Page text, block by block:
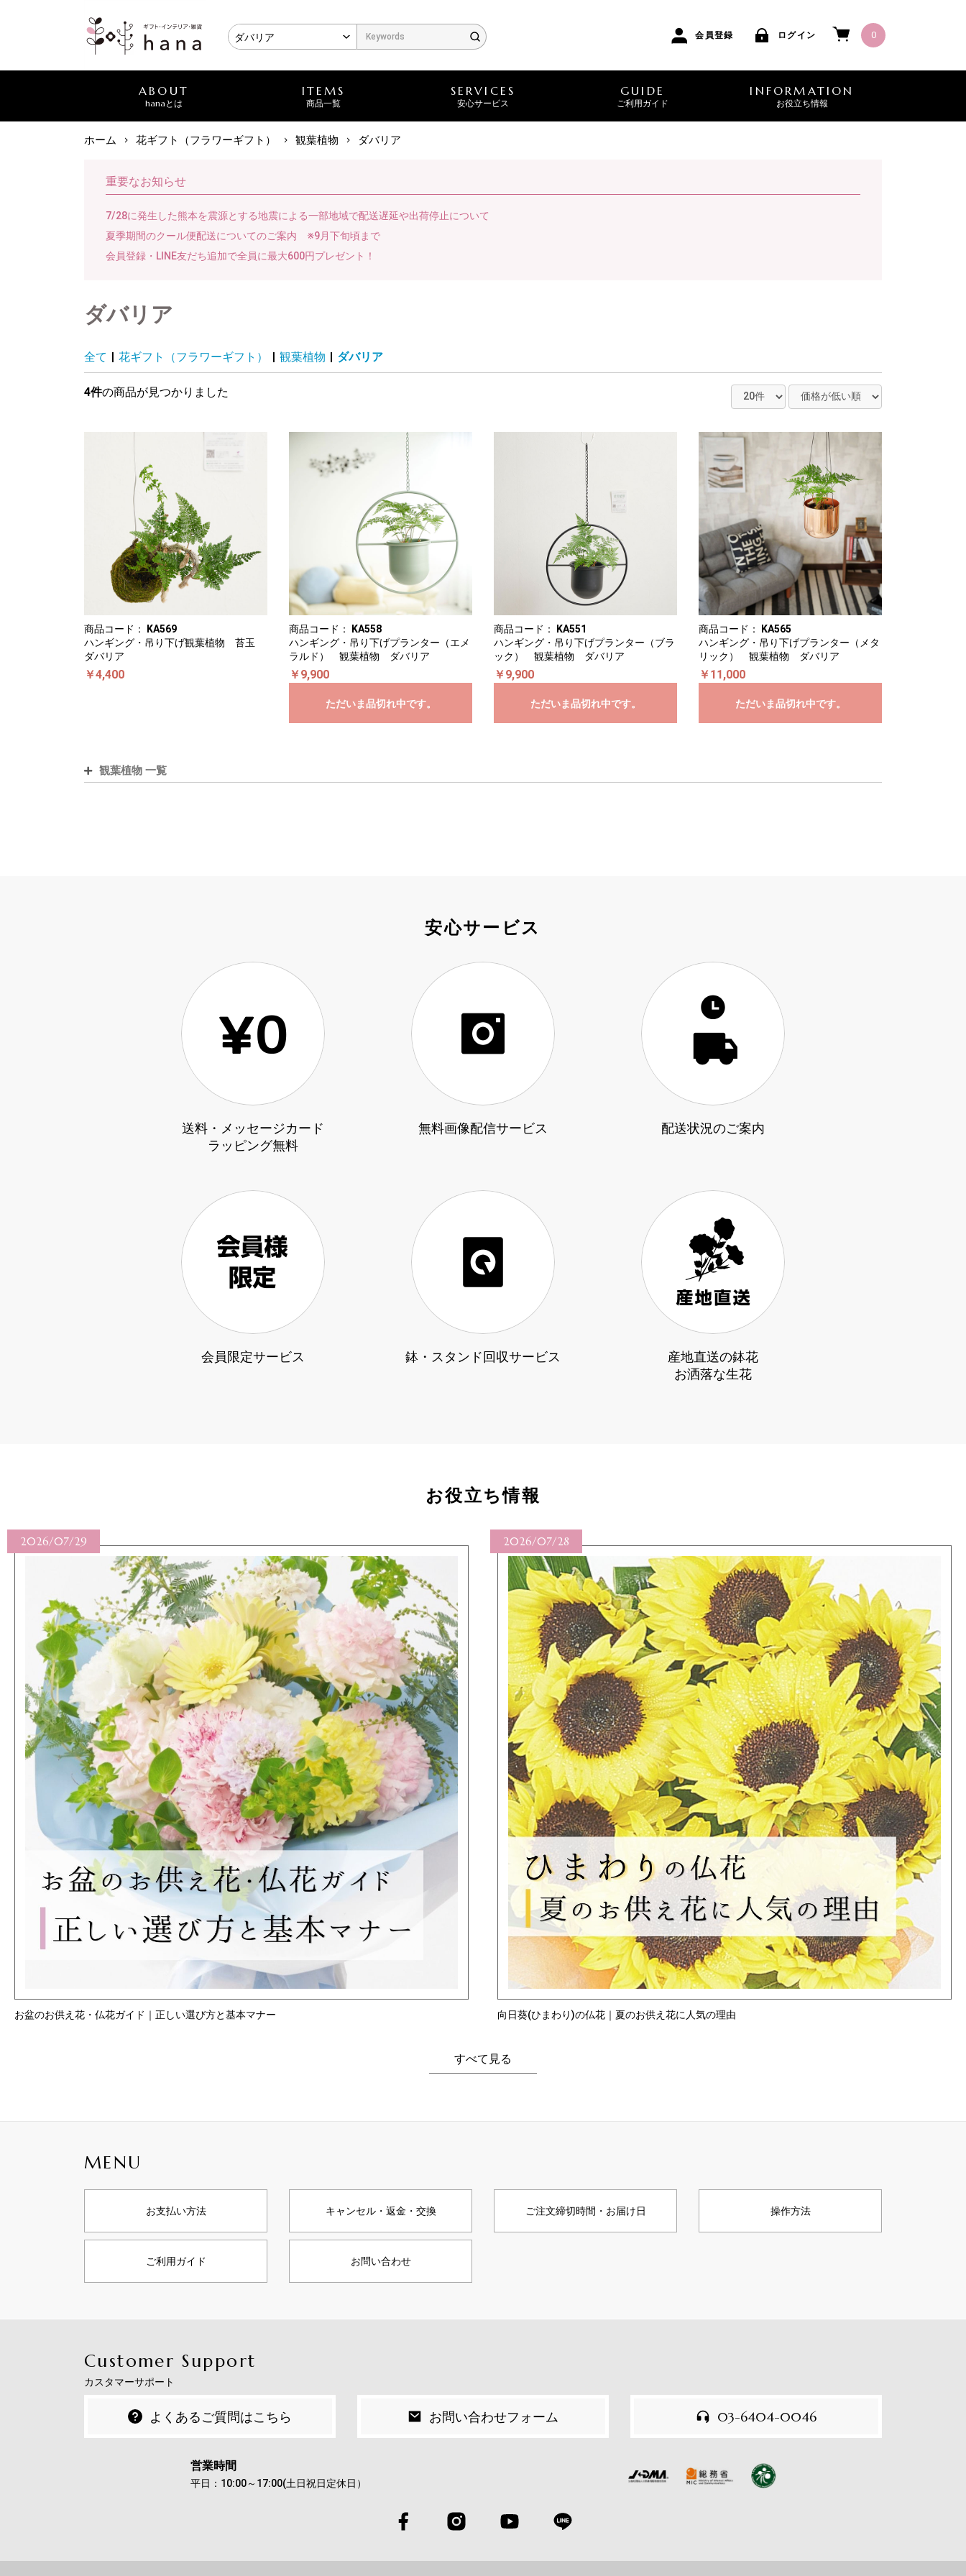
会員登録 ログイン 0
ABOUT
hanaとは
ITEMS
商品一覧
SERVICES
安心サービス
GUIDE
ご利用ガイド
INFORMATION
お役立ち情報
ホーム 花ギフト（フラワーギフト） 観葉植物 ダバリア
重要なお知らせ
7/28に発生した熊本を震源とする地震による一部地域で配送遅延や出荷停止について
夏季期間のクール便配送についてのご案内 ※9月下旬頃まで
会員登録・LINE友だち追加で全員に最大600円プレゼント！
ダバリア
全て | 花ギフト（フラワーギフト） | 観葉植物 | ダバリア
4件の商品が見つかりました
商品コード：
KA569
ハンギング・吊り下げ観葉植物 苔玉
ダバリア
￥4,400
商品コード：
KA558
ハンギング・吊り下げプランター（エメ
ラルド） 観葉植物 ダバリア
￥9,900
ただいま品切れ中です。
商品コード：
KA551
ハンギング・吊り下げプランター（ブラ
ック） 観葉植物 ダバリア
￥9,900
ただいま品切れ中です。
商品コード：
KA565
ハンギング・吊り下げプランター（メタ
リック） 観葉植物 ダバリア
￥11,000
ただいま品切れ中です。
観葉植物 一覧
安心サービス
送料・メッセージカード
ラッピング無料
無料画像配信サービス 配送状況のご案内
会員限定サービス 鉢・スタンド回収サービス
産地直送の鉢花
お洒落な生花
お役立ち情報
2026/07/29
お盆のお供え花・仏花ガイド｜正しい選び方と基本マナー
2026/07/28
向日葵(ひまわり)の仏花｜夏のお供え花に人気の理由
すべて見る
MENU
お支払い方法 キャンセル・返金・交換 ご注文締切時間・お届け日 操作方法
ご利用ガイド お問い合わせ
Customer Support
カスタマーサポート
よくあるご質問はこちら お問い合わせフォーム 03-6404-0046
営業時間
平日：10:00～17:00(土日祝日定休日）